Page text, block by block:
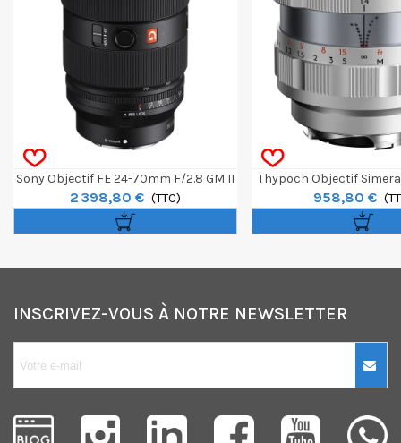
Sony Objectif FE 24-70mm F/2.8 GM II
2 398,80 € (TTC)
Thypoch Objectif
Silver -
958,80 €
INSCRIVEZ-VOUS À NOTRE NEWSLETTER
10€ OFFERTS sur
votre premier
achat !